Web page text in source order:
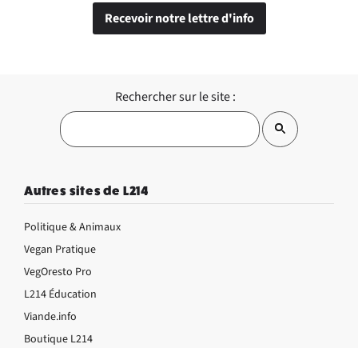
Recevoir notre lettre d'info
Rechercher sur le site :
Autres sites de L214
Politique & Animaux
Vegan Pratique
VegOresto Pro
L214 Éducation
Viande.info
Boutique L214